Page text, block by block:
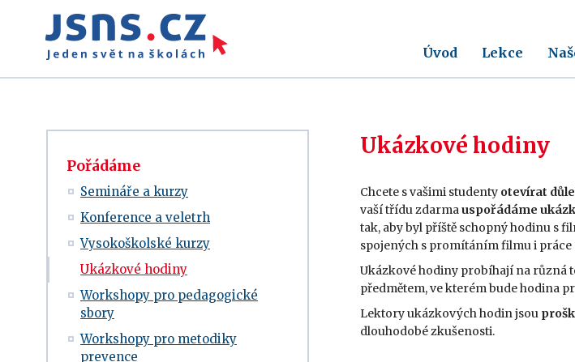
Úvod Lekce
Pořádáme
Semináře a kurzy
Konference a veletrh
Vysokoškolské kurzy
Ukázkové hodiny
Workshopy pro pedagogické
sbory
Workshopy pro metodiky
prevence
Ukázkové hodiny
Chcete s vašimi studenty otevírat
vaší třídu zdarmauspořádáme
tak, aby byl příště schopný hodinu s
spojených s promítáním filmu i práce
Ukázkové hodiny probíhají na různá
předmětem, ve kterém bude hodina
Lektory ukázkových hodin jsou
dlouhodobé zkušenosti.